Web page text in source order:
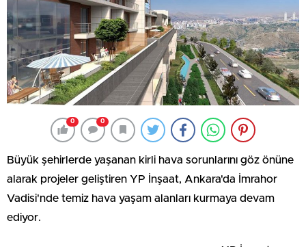
0 0
Büyük şehirlerde yaşanan kirli hava sorunlarını göz önüne
alarak projeler geliştiren YP İnşaat, Ankara'da İmrahor
Vadisi'nde temiz hava yaşam alanları kurmaya devam
ediyor.